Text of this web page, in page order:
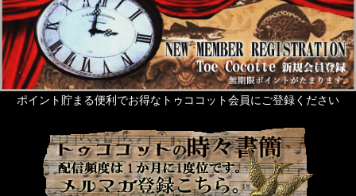
ポイント貯まる便利でお得なトゥココット会員にご登録ください